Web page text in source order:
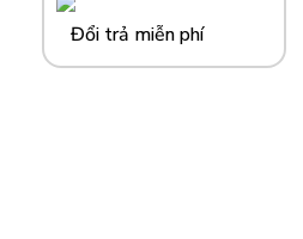
Đổi trả miễn phí